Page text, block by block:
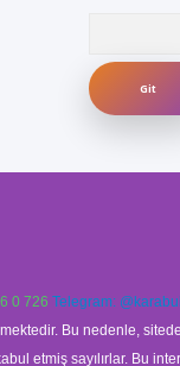
0 726 Telegram: @karabul
Bu nedenle,
etmiş sayılırlar. Bu